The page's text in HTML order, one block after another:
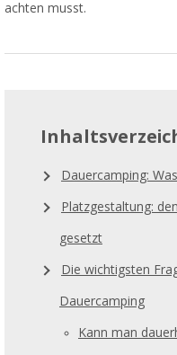
achten musst.
Dauercamping:
Platzgestaltung:
gesetzt
Die wichtigsten
Dauercamping
Kann man